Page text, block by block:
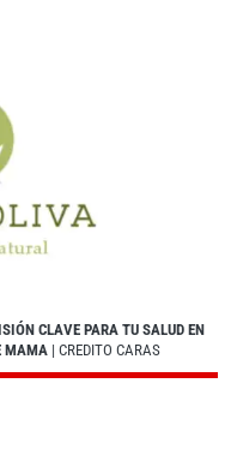
CLAVE PARA TU SALUD EN
MAMA | CREDITO CARAS